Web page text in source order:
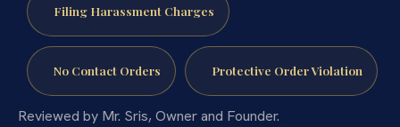
Filing Harassment Charges
No Contact Orders Protective Order Violation
Reviewed by Mr. Sris, Owner and Founder.